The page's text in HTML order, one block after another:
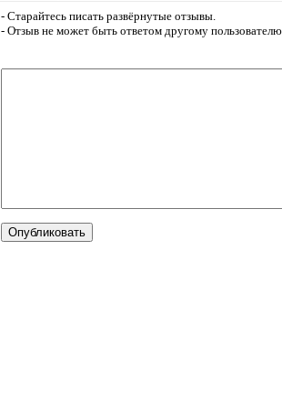
- Старайтесь писать развёрнутые отзывы.
- Отзыв не может быть ответом другому